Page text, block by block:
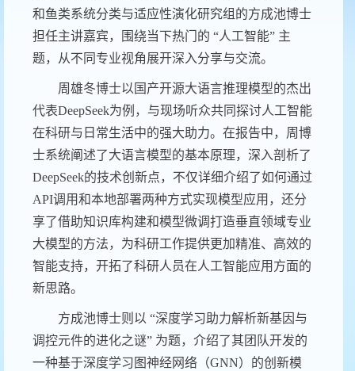
和鱼类系统分类与适应性演化研究组的方成池博士
担任主讲嘉宾，围绕当下热门的 “人工智能” 主
题，从不同专业视角展开深入分享与交流。
周雄冬博士以国产开源大语言推理模型的杰出
代表DeepSeek为例，与现场听众共同探讨人工智能
在科研与日常生活中的强大助力。在报告中，周博
士系统阐述了大语言模型的基本原理，深入剖析了
DeepSeek的技术创新点，不仅详细介绍了如何通过
API调用和本地部署两种方式实现模型应用，还分
享了借助知识库构建和模型微调打造垂直领域专业
大模型的方法，为科研工作提供更加精准、高效的
智能支持，开拓了科研人员在人工智能应用方面的
新思路。
方成池博士则以 “深度学习助力解析新基因与
调控元件的进化之谜” 为题，介绍了其团队开发的
一种基于深度学习图神经网络（GNN）的创新模